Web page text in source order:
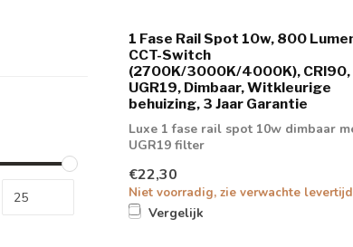
1 Fase Rail Spot 10w, 800
CCT-Switch
(2700K/3000K/4000K), CRI90,
UGR19, Dimbaar, Witkleurige
behuizing, 3 Jaar Garantie
Luxe 1 fase rail spot 10w dimbaar
UGR19 filter
€22,30
Niet voorradig, zie verwachte levertijd
Vergelijk